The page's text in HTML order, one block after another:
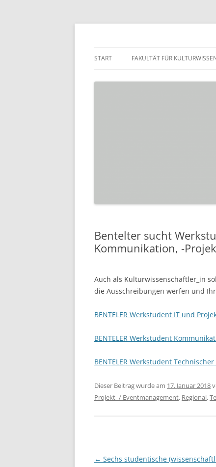
Zum
START FAKULTÄT FÜR
Bentelter sucht
Kommunikation, -
Auch als Kulturwissenschaftler_in
die Ausschreibungen werfen und
BENTELER Werkstudent IT und
BENTELER Werkstudent
BENTELER Werkstudent
Dieser Beitrag wurde am 17. Januar 2018
Projekt- / Eventmanagement, Regional,
Beitragsnavigation
← Sechs studentische